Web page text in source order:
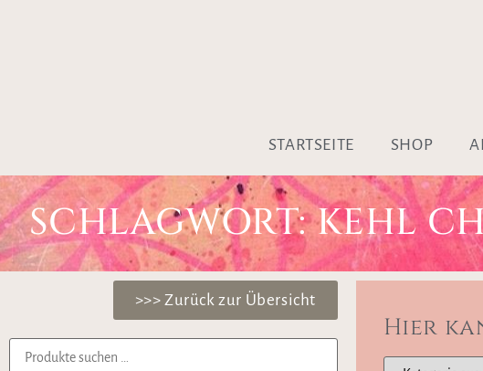
STARTSEITE SHOP
SCHLAGWORT: KEHL
>>> Zurück zur Übersicht
Hier